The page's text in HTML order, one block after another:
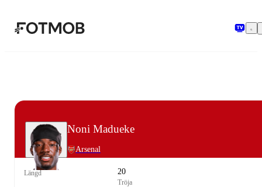
Noni Madueke
Arsenal
Längd 20
Tröja